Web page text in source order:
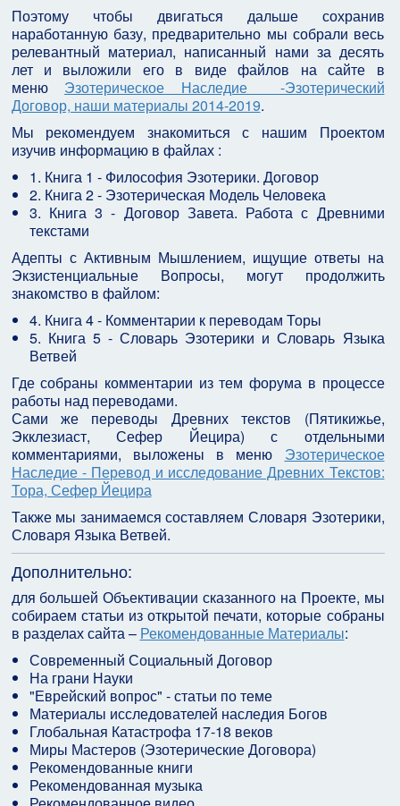
Поэтому чтобы двигаться дальше сохранив
наработанную базу, предварительно мы собрали весь
релевантный материал, написанный нами за десять
лет и выложили его в виде файлов на сайте в
меню Эзотерическое Наследие -Эзотерический
Договор, наши материалы 2014-2019.
Мы рекомендуем знакомиться с нашим Проектом
изучив информацию в файлах :
1. Книга 1 - Философия Эзотерики. Договор
2. Книга 2 - Эзотерическая Модель Человека
3. Книга 3 - Договор Завета. Работа с Древними
текстами
Адепты с Активным Мышлением, ищущие ответы на
Экзистенциальные Вопросы, могут продолжить
знакомство в файлом:
4. Книга 4 - Комментарии к переводам Торы
5. Книга 5 - Словарь Эзотерики и Словарь Языка
Ветвей
Где собраны комментарии из тем форума в процессе
работы над переводами.
Сами же переводы Древних текстов (Пятикижье,
Экклезиаст, Сефер Йецира) с отдельными
комментариями, выложены в меню Эзотерическое
Наследие - Перевод и исследование Древних Текстов:
Тора, Сефер Йецира
Также мы занимаемся составляем Словаря Эзотерики,
Словаря Языка Ветвей.
Дополнительно:
для большей Объективации сказанного на Проекте, мы
собираем статьи из открытой печати, которые собраны
в разделах сайта – Рекомендованные Материалы:
Современный Социальный Договор
На грани Науки
"Еврейский вопрос" - статьи по теме
Материалы исследователей наследия Богов
Глобальная Катастрофа 17-18 веков
Миры Мастеров (Эзотерические Договора)
Рекомендованные книги
Рекомендованная музыка